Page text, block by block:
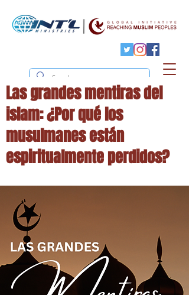
Las grandes mentiras del
islam: ¿Por qué los
musulmanes están
espiritualmente perdidos?